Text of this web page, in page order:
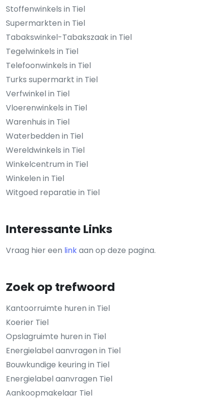
Stoffenwinkels in Tiel
Supermarkten in Tiel
Tabakswinkel-Tabakszaak in Tiel
Tegelwinkels in Tiel
Telefoonwinkels in Tiel
Turks supermarkt in Tiel
Verfwinkel in Tiel
Vloerenwinkels in Tiel
Warenhuis in Tiel
Waterbedden in Tiel
Wereldwinkels in Tiel
Winkelcentrum in Tiel
Winkelen in Tiel
Witgoed reparatie in Tiel
Interessante Links
Vraag hier een linkaan op deze pagina.
Zoek op trefwoord
Kantoorruimte huren in Tiel
Koerier Tiel
Opslagruimte huren in Tiel
Energielabel aanvragen in Tiel
Bouwkundige keuring in Tiel
Energielabel aanvragen Tiel
Aankoopmakelaar Tiel